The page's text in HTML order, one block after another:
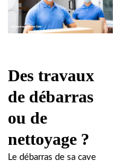
Des travaux
de débarras
ou de
nettoyage ?
Le débarras de sa cave